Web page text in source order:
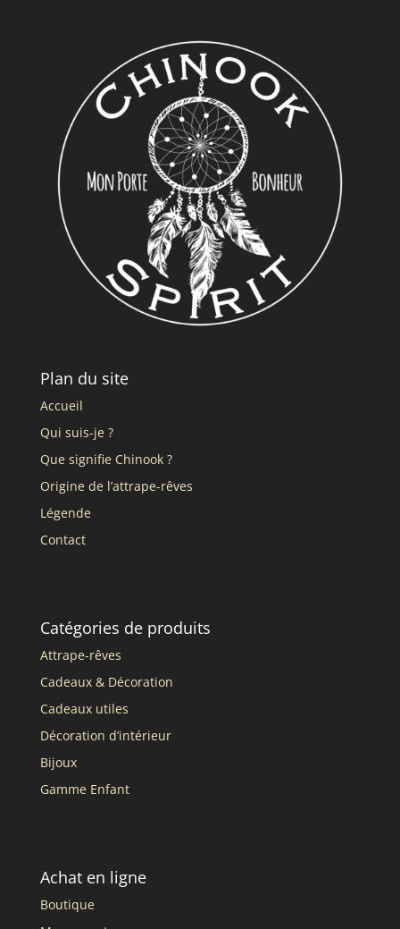
Plan du site
Accueil
Qui suis-je ?
Que signifie Chinook ?
Origine de l’attrape-rêves
Légende
Contact
Catégories de produits
Attrape-rêves
Cadeaux & Décoration
Cadeaux utiles
Décoration d’intérieur
Bijoux
Gamme Enfant
Achat en ligne
Boutique